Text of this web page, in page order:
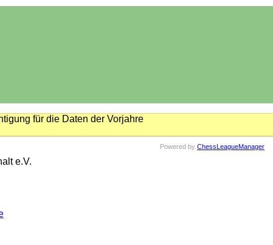
für die Daten der Vorjahre
Powered by ChessLeagueManager
e.V.